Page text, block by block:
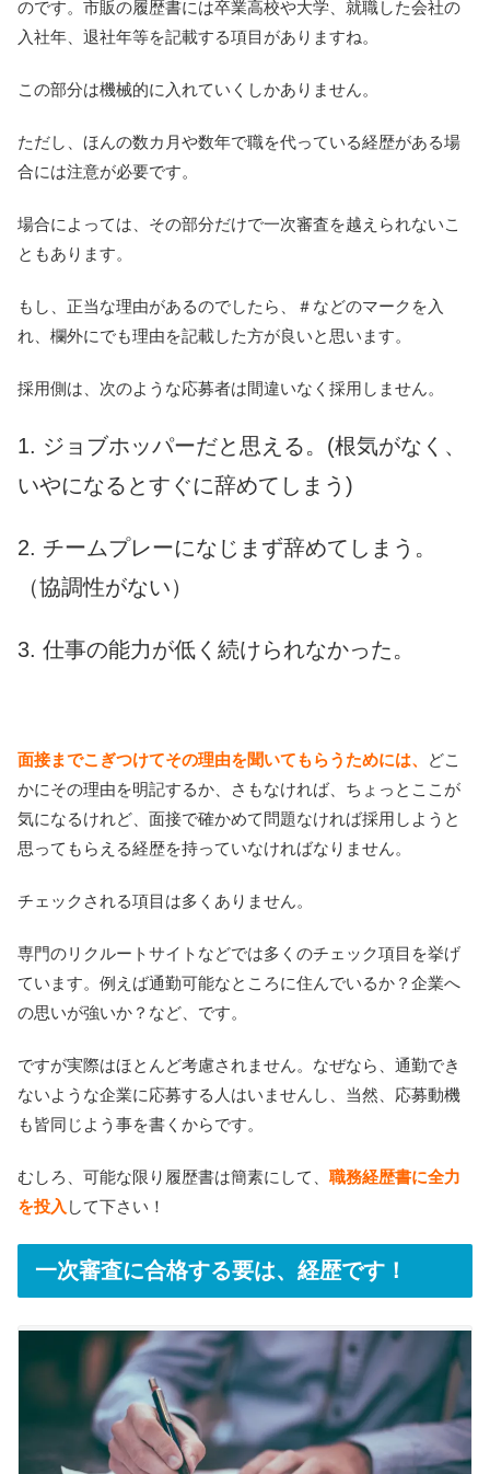
のです。市販の履歴書には卒業高校や大学、就職した会社の
入社年、退社年等を記載する項目がありますね。
この部分は機械的に入れていくしかありません。
ただし、ほんの数カ月や数年で職を代っている経歴がある場
合には注意が必要です。
場合によっては、その部分だけで一次審査を越えられないこ
ともあります。
もし、正当な理由があるのでしたら、＃などのマークを入
れ、欄外にでも理由を記載した方が良いと思います。
採用側は、次のような応募者は間違いなく採用しません。
1. ジョブホッパーだと思える。(根気がなく、
いやになるとすぐに辞めてしまう)
2. チームプレーになじまず辞めてしまう。
（協調性がない）
3. 仕事の能力が低く続けられなかった。
面接までこぎつけてその理由を聞いてもらうためには、
どこ
かにその理由を明記するか、さもなければ、ちょっとここが
気になるけれど、面接で確かめて問題なければ採用しようと
思ってもらえる経歴を持っていなければなりません。
チェックされる項目は多くありません。
専門のリクルートサイトなどでは多くのチェック項目を挙げ
ています。例えば通勤可能なところに住んでいるか？企業へ
の思いが強いか？など、です。
ですが実際はほとんど考慮されません。なぜなら、通勤でき
ないような企業に応募する人はいませんし、当然、応募動機
も皆同じよう事を書くからです。
むしろ、可能な限り履歴書は簡素にして、 職務経歴書に全力
を投入 して下さい！
一次審査に合格する要は、経歴です！